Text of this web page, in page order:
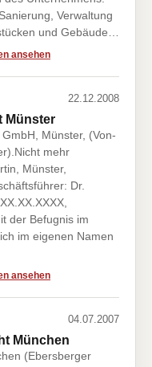
Verwaltung
und Gebäude…
ansehen
22.12.2008
Münster
Münster, (Von-
mehr
Münster,
Dr.
der Befugnis im
im eigenen Namen
ansehen
04.07.2007
München
(Ebersberger